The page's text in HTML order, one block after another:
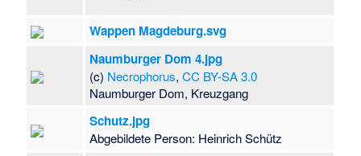
Steinberg westlich
Hettstedt
Hebecker
Lichtenburg
nordwestlich
Lindenthal
Wappen Magdeburg.svg
Naumburger Dom 4.jpg
(c) Necrophorus,CC BY-SA 3.0
Naumburger Dom, Kreuzgang
Schutz.jpg
Abgebildete Person: Heinrich Schütz